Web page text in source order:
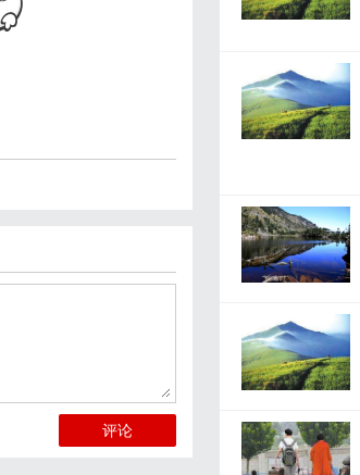
评论